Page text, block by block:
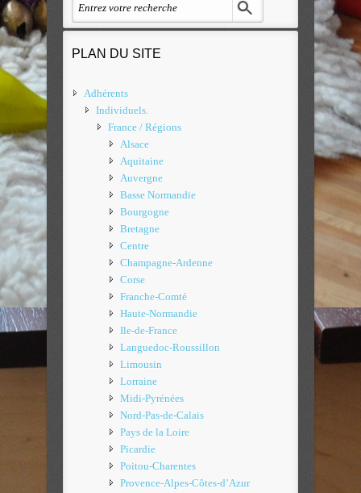
PLAN DU SITE
Adhérents
Individuels.
France / Régions
Alsace
Aquitaine
Auvergne
Basse Normandie
Bourgogne
Bretagne
Centre
Champagne-Ardenne
Corse
Franche-Comté
Haute-Normandie
Ile-de-France
Languedoc-Roussillon
Limousin
Lorraine
Midi-Pyrénées
Nord-Pas-de-Calais
Pays de la Loire
Picardie
Poitou-Charentes
Provence-Alpes-Côtes-d’Azur